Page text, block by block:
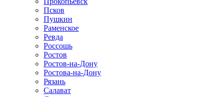
Псков
Пушкин
Раменское
Ревда
Россошь
Ростов
Ростов-на-Дону
Ростова-на-Дону
Рязань
Салават